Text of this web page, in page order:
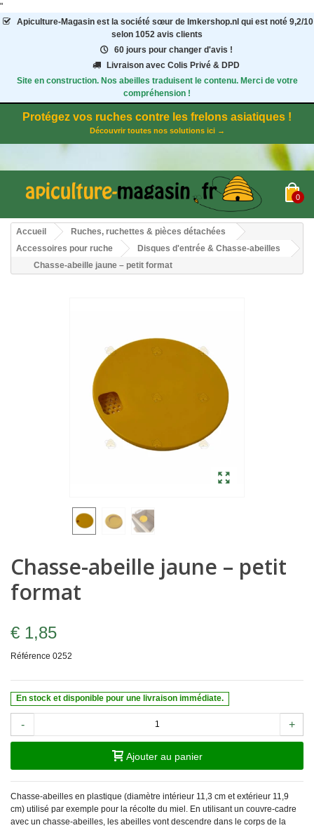
"
Apiculture-Magasinest la société sœur de Imkershop.nl qui est noté 9,2/10
selon 1052 avis clients
60 jours pour changer d'avis !
Livraison avec Colis Privé & DPD
Site en construction. Nos abeilles traduisent le contenu. Merci de votre
compréhension !
Protégez vos ruches contre les frelons asiatiques !
Découvrir toutes nos solutions ici →
0
Accueil
Ruches, ruchettes & pièces détachées
Accessoires pour ruche
Disques d'entrée & Chasse-abeilles
Chasse-abeille jaune – petit format
Chasse-abeille jaune – petit
format
€ 1,85
Référence 0252
En stock et disponible pour une livraison immédiate.
- +
Ajouter au panier
Chasse-abeilles en plastique (diamètre intérieur 11,3 cm et extérieur 11,9
cm) utilisé par exemple pour la récolte du miel. En utilisant un couvre-cadre
avec un chasse-abeilles, les abeilles vont descendre dans le corps de la